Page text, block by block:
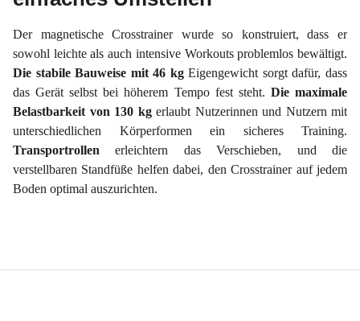
Der magnetische Crosstrainer wurde so konstruiert, dass er
sowohl leichte als auch intensive Workouts problemlos bewältigt.
Die stabile Bauweise mit 46 kgEigengewicht sorgt dafür, dass
das Gerät selbst bei höherem Tempo fest steht. Die maximale
Belastbarkeit von 130 kg erlaubt Nutzerinnen und Nutzern mit
unterschiedlichen Körperformen ein sicheres Training.
Transportrollen erleichtern das Verschieben, und die
verstellbaren Standfüße helfen dabei, den Crosstrainer auf jedem
Boden optimal auszurichten.